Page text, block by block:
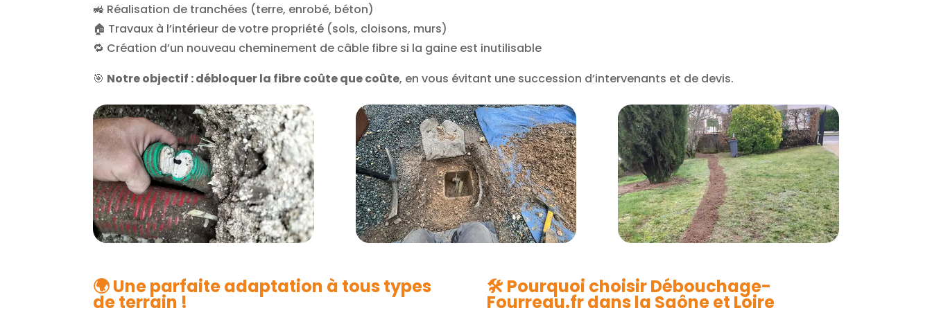
🚜 Réalisation de tranchées (terre, enrobé, béton)
🏠 Travaux à l’intérieur de votre propriété (sols, cloisons, murs)
🔁 Création d’un nouveau cheminement de câble fibre si la gaine est inutilisable
🎯 Notre objectif : débloquer la fibre coûte que coûte, en vous évitant une succession d’intervenants et de devis.
🌍 Une parfaite adaptation à tous types
de terrain !
🛠️ Pourquoi choisir Débouchage-
Fourreau.fr dans la Saône et Loire